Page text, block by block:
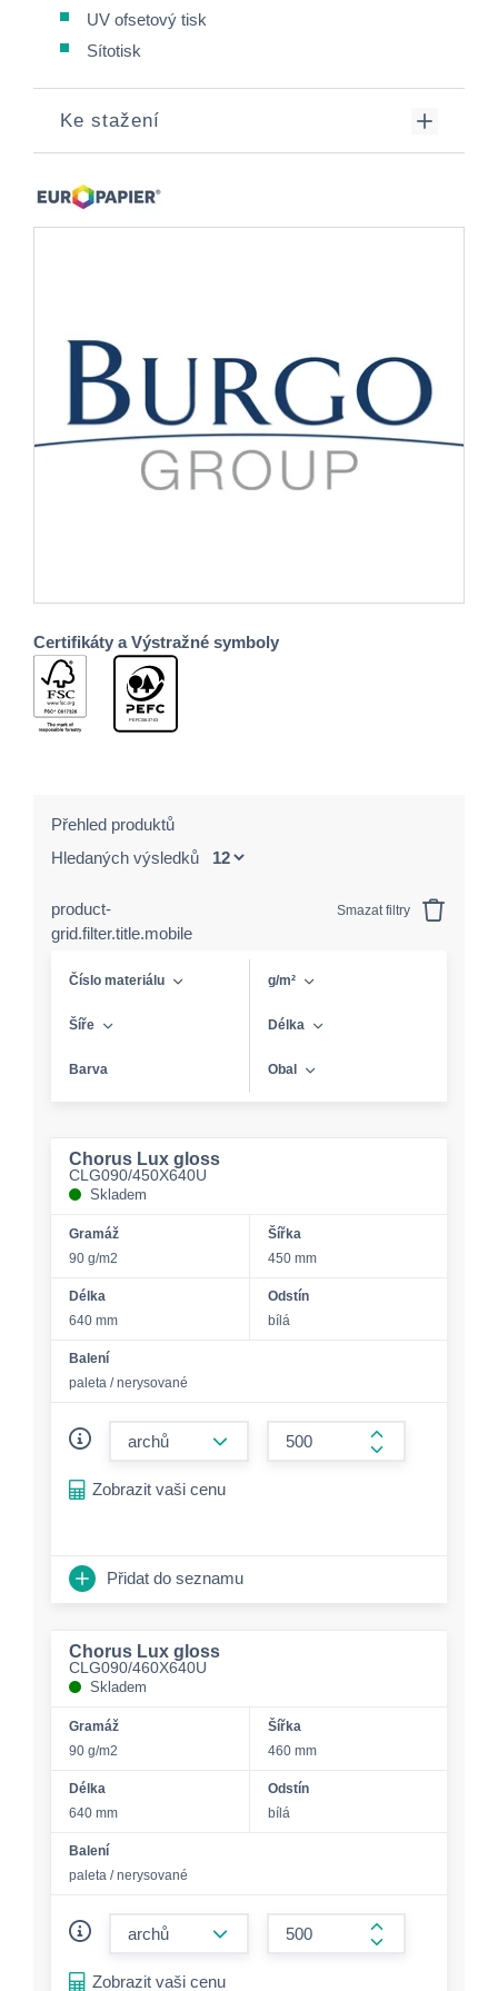
UV ofsetový tisk
Sítotisk
Ke stažení
Certifikáty a Výstražné symboly
Přehled produktů
Hledaných výsledků
product-
grid.filter.title.mobile
Smazat filtry
Číslo materiálu g/m²
Šíře Délka
Barva Obal
Chorus Lux gloss
CLG090/450X640U
Skladem
Gramáž
90 g/m2
Šířka
450 mm
Délka
640 mm
Odstín
bílá
Balení
paleta / nerysované
form.increase-
Zobrazit vaši cenu
Přidat do seznamu
Chorus Lux gloss
CLG090/460X640U
Skladem
Gramáž
90 g/m2
Šířka
460 mm
Délka
640 mm
Odstín
bílá
Balení
paleta / nerysované
form.increase-
Zobrazit vaši cenu